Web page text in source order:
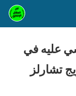
عليه في
تشارلز